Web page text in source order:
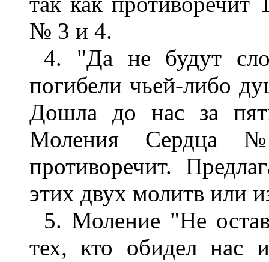
№ 3 и 4.
4. "Да не будут
погибели чьей-либо
Дошла до нас за
Моления Сердца
противоречит.
этих двух молитв или
5. Моление "Не
тех, кто обидел нас